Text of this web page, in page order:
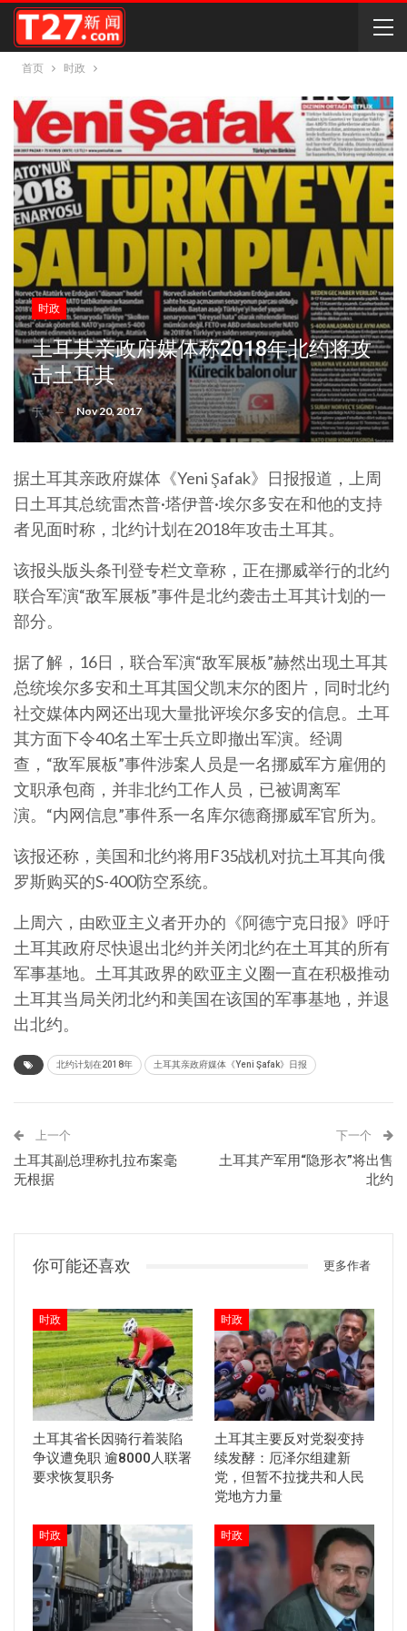
首页 时政
时政
土耳其亲政府媒体称2018年北约将攻
击土耳其
于 Nov 20, 2017
据土耳其亲政府媒体《Yeni Şafak》日报报道，上周
日土耳其总统雷杰普·塔伊普·埃尔多安在和他的支持
者见面时称，北约计划在2018年攻击土耳其。
该报头版头条刊登专栏文章称，正在挪威举行的北约
联合军演“敌军展板”事件是北约袭击土耳其计划的一
部分。
据了解，16日，联合军演“敌军展板”赫然出现土耳其
总统埃尔多安和土耳其国父凯末尔的图片，同时北约
社交媒体内网还出现大量批评埃尔多安的信息。土耳
其方面下令40名土军士兵立即撤出军演。经调
查，“敌军展板”事件涉案人员是一名挪威军方雇佣的
文职承包商，并非北约工作人员，已被调离军
演。“内网信息”事件系一名库尔德裔挪威军官所为。
该报还称，美国和北约将用F35战机对抗土耳其向俄
罗斯购买的S-400防空系统。
上周六，由欧亚主义者开办的《阿德宁克日报》呼吁
土耳其政府尽快退出北约并关闭北约在土耳其的所有
军事基地。土耳其政界的欧亚主义圈一直在积极推动
土耳其当局关闭北约和美国在该国的军事基地，并退
出北约。
北约计划在2018年 土耳其亲政府媒体《Yeni Şafak》日报
上一个
土耳其副总理称扎拉布案毫
无根据
下一个
土耳其产军用“隐形衣”将出售
北约
你可能还喜欢 更多作者
时政
土耳其省长因骑行着装陷
争议遭免职 逾8000人联署
要求恢复职务
时政
土耳其主要反对党裂变持
续发酵：厄泽尔组建新
党，但暂不拉拢共和人民
党地方力量
时政 时政